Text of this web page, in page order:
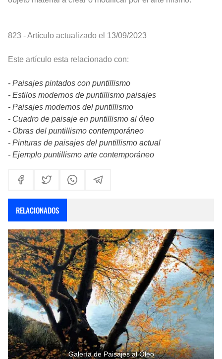
823 - Artículo actualizado el 13/09/2023
Este artículo esta relacionado con:
- Paisajes pintados con puntillismo
- Estilos modernos de puntillismo paisajes
- Paisajes modernos del puntillismo
- Cuadro de paisaje en puntillismo al óleo
- Obras del puntillismo contemporáneo
- Pinturas de paisajes del puntillismo actual
- Ejemplo puntillismo arte contemporáneo
RELACIONADOS
Galería de Paisajes al Óleo